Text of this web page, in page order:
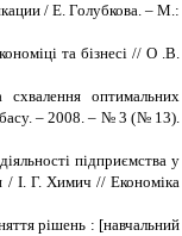
/ Е. Голубкова. – М.:
та бізнесі // О .В.
оптимальних
– 2008. – № 3 (№ 13).
підприємства у
/ І. Г. Химич // Економіка
рішень : [навчальний